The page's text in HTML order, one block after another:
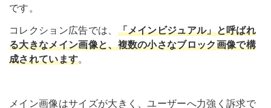
です。
コレクション広告では、 「メインビジュアル」と呼ばれ
る大きなメイン画像と、複数の小さなブロック画像で構
成されています。
メイン画像はサイズが大きく、ユーザーへ力強く訴求で